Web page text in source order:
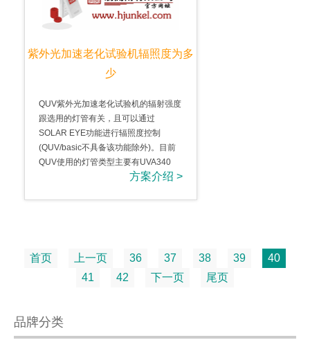
紫外光加速老化试验机辐照度为多
少
QUV紫外光加速老化试验机的辐射强度
跟选用的灯管有关，且可以通过
SOLAR EYE功能进行辐照度控制
(QUV/basic不具备该功能除外)。目前
QUV使用的灯管类型主要有UVA340
方案介绍 >
首页 上一页 36 37 38 39
40
41
42 下一页 尾页
品牌分类